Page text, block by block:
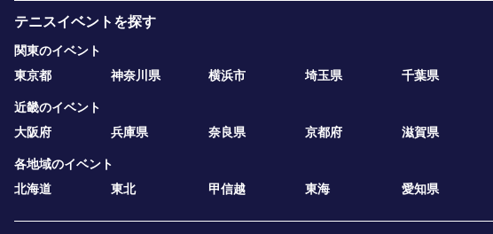
テニスイベントを探す
関東のイベント
東京都
神奈川県 横浜市 埼玉県 千葉県
近畿のイベント
大阪府
兵庫県 奈良県 京都府 滋賀県
各地域のイベント
北海道
東北 甲信越 東海 愛知県